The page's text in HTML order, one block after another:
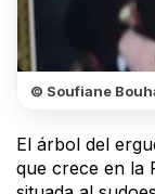
© Soufiane
El árbol del
que crece en la